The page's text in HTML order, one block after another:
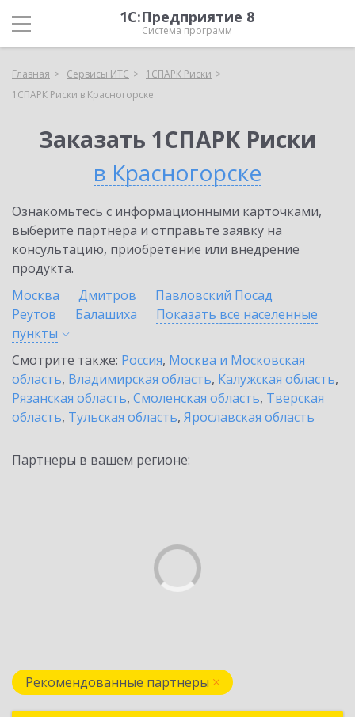
1С:Предприятие 8
Система программ
Главная Сервисы ИТС
1СПАРК Риски
1СПАРК Риски в Красногорске
Заказать 1СПАРК Риски
в Красногорске
Ознакомьтесь с информационными карточками,
выберите партнёра и отправьте заявку на
консультацию, приобретение или внедрение
продукта.
Москва
Дмитров
Павловский Посад
Реутов
Балашиха
Показать все населенные
пункты
Смотрите также: Россия, Москва и Московская
область, Владимирская область, Калужская область,
Рязанская область, Смоленская область, Тверская
область, Тульская область, Ярославская область
Партнеры в вашем регионе:
Рекомендованные партнеры